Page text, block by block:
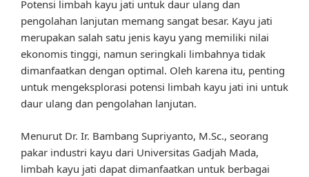
Potensi limbah kayu jati untuk daur ulang dan
pengolahan lanjutan memang sangat besar. Kayu jati
merupakan salah satu jenis kayu yang memiliki nilai
ekonomis tinggi, namun seringkali limbahnya tidak
dimanfaatkan dengan optimal. Oleh karena itu, penting
untuk mengeksplorasi potensi limbah kayu jati ini untuk
daur ulang dan pengolahan lanjutan.
Menurut Dr. Ir. Bambang Supriyanto, M.Sc., seorang
pakar industri kayu dari Universitas Gadjah Mada,
limbah kayu jati dapat dimanfaatkan untuk berbagai